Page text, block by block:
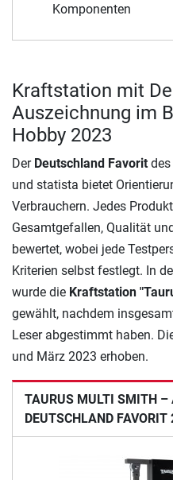
Komponenten
Kraftstation mit
Auszeichnung im
Hobby 2023
Der Deutschland Favorit
und statista bietet
Verbrauchern. Jedes
Gesamtgefallen, Qualität
bewertet, wobei jede
Kriterien selbst festlegt. In
wurde die Kraftstation
gewählt, nachdem
Leser abgestimmt haben.
und März 2023 erhoben.
TAURUS MULTI SMITH –
DEUTSCHLAND FAVORIT